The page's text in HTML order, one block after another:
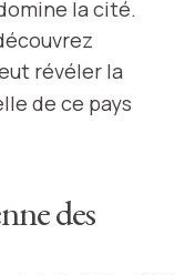
la cité.
révéler la
de ce pays
des